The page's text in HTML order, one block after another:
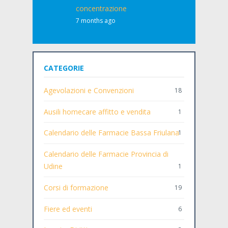
concentrazione
7 months ago
CATEGORIE
Agevolazioni e Convenzioni 18
Ausili homecare affitto e vendita 1
Calendario delle Farmacie Bassa Friulana1
Calendario delle Farmacie Provincia di
Udine
1
Corsi di formazione 19
Fiere ed eventi 6